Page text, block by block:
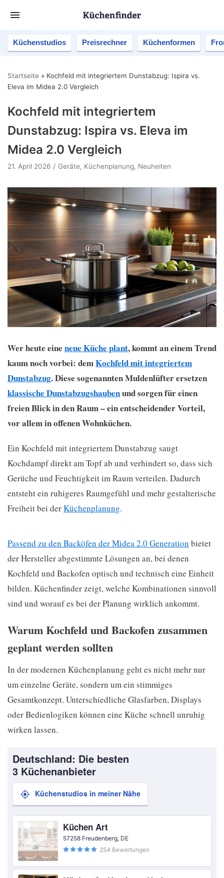
Küchenstudios Preisrechner Küchenformen
Startseite » Kochfeld mit integriertem Dunstabzug: Ispira vs.
Eleva im Midea 2.0 Vergleich
Kochfeld mit integriertem
Dunstabzug: Ispira vs. Eleva im
Midea 2.0 Vergleich
21. April 2026 Geräte, Küchenplanung, Neuheiten
Wer heute eine neue Küche plant, kommt an einem Trend
kaum noch vorbei: demKochfeld mit integriertem
Dunstabzug. Diese sogenannten Muldenlüfter ersetzen
klassische Dunstabzugshaubenund sorgen für einen
freien Blick in den Raum – ein entscheidender Vorteil,
vor allem in offenen Wohnküchen.
Ein Kochfeld mit integriertem Dunstabzug saugt
Kochdampf direkt am Topf ab und verhindert so, dass sich
Gerüche und Feuchtigkeit im Raum verteilen. Dadurch
entsteht ein ruhigeres Raumgefühl und mehr gestalterische
Freiheit bei derKüchenplanung.
Passend zu den Backöfen der Midea 2.0 Generation bietet
der Hersteller abgestimmte Lösungen an, bei denen
Kochfeld und Backofen optisch und technisch eine Einheit
bilden. Küchenfinder zeigt, welche Kombinationen sinnvoll
sind und worauf es bei der Planung wirklich ankommt.
Warum Kochfeld und Backofen zusammen
geplant werden sollten
In der modernen Küchenplanung geht es nicht mehr nur
um einzelne Geräte, sondern um ein stimmiges
Gesamtkonzept. Unterschiedliche Glasfarben, Displays
oder Bedienlogiken können eine Küche schnell unruhig
wirken lassen.
Deutschland: Die besten
3 Küchenanbieter
Küchenstudios in meiner Nähe
Küchen Art
57258 Freudenberg, DE
254 Bewertungen